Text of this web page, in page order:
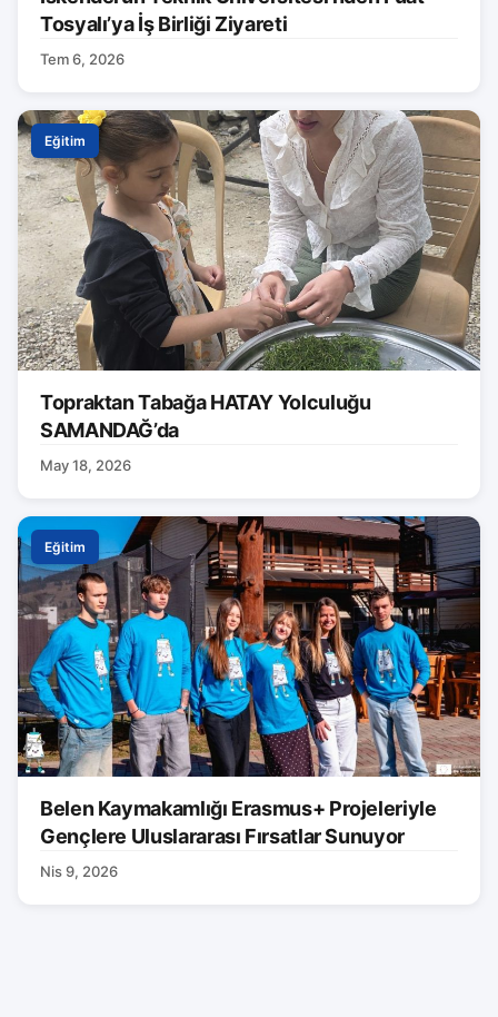
Tosyalı’ya İş Birliği Ziyareti
Tem 6, 2026
Eğitim
Topraktan Tabağa HATAY Yolculuğu
SAMANDAĞ’da
May 18, 2026
Eğitim
Belen Kaymakamlığı Erasmus+ Projeleriyle
Gençlere Uluslararası Fırsatlar Sunuyor
Nis 9, 2026